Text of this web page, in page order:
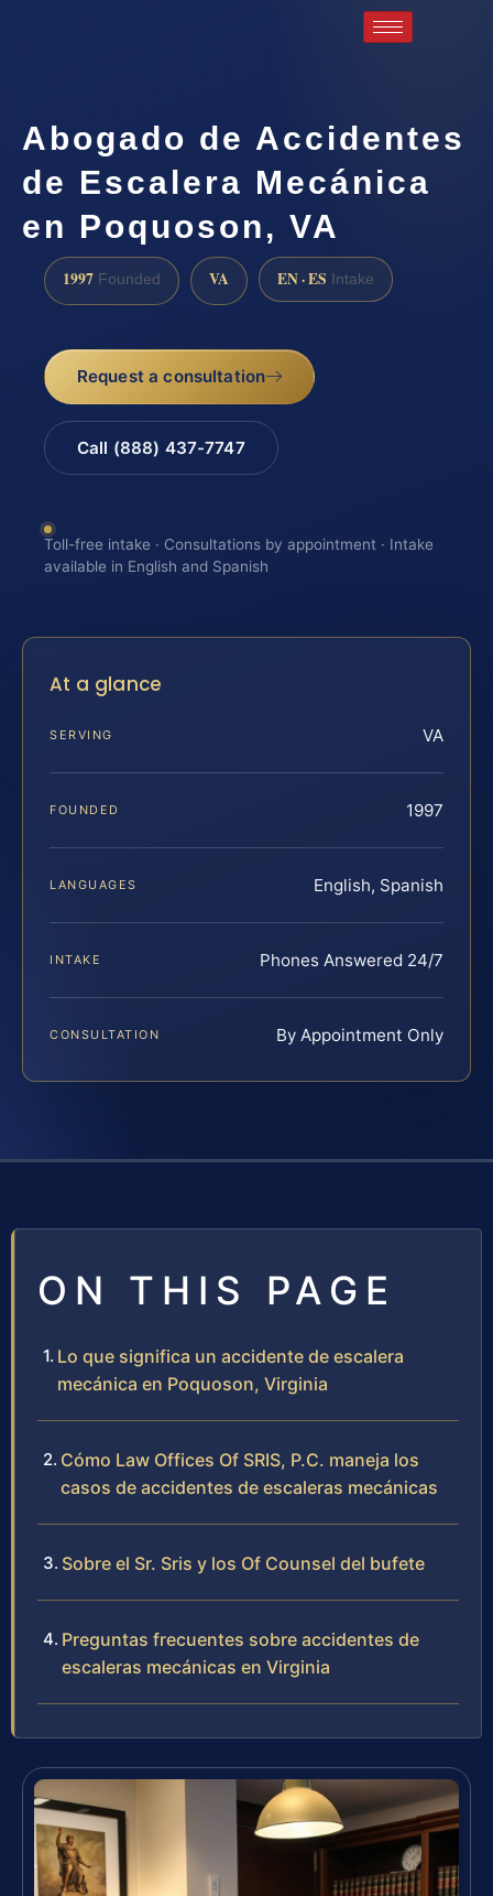
Abogado de Accidentes
de Escalera Mecánica
en Poquoson, VA
1997 Founded VA EN · ES Intake
Request a consultation
Call (888) 437-7747
Toll-free intake · Consultations by appointment · Intake
available in English and Spanish
At a glance
SERVING VA
FOUNDED 1997
LANGUAGES English, Spanish
INTAKE Phones Answered 24/7
CONSULTATION By Appointment Only
ON THIS PAGE
Lo que significa un accidente de escalera
mecánica en Poquoson, Virginia
Cómo Law Offices Of SRIS, P.C. maneja los
casos de accidentes de escaleras mecánicas
Sobre el Sr. Sris y los Of Counsel del bufete
Preguntas frecuentes sobre accidentes de
escaleras mecánicas en Virginia